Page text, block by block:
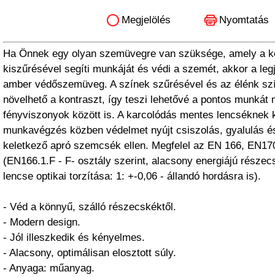
Megjelölés Nyomtatás
Ha Önnek egy olyan szemüvegre van szüksége, amely a
kiszűrésével segíti munkáját és védi a szemét, akkor a
amber védőszemüveg. A színek szűrésével és az élénk
növelhető a kontraszt, így teszi lehetővé a pontos munkát
fényviszonyok között is. A karcolódás mentes lencséknek
munkavégzés közben védelmet nyújt csiszolás, gyalulás
keletkező apró szemcsék ellen. Megfelel az EN 166,
(EN166.1.F - F- osztály szerint, alacsony energiájú
lencse optikai torzítása: 1: +-0,06 - állandó hordásra is).
- Véd a könnyű, szálló részecskéktől.
- Modern design.
- Jól illeszkedik és kényelmes.
- Alacsony, optimálisan elosztott súly.
- Anyaga: műanyag.